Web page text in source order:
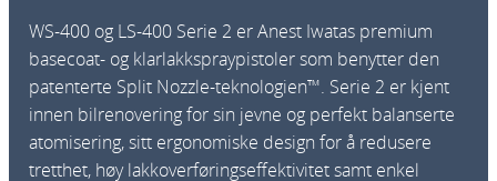
1
K
l
a
r
WS-400 og LS-400 Serie 2 er Anest Iwatas premium
basecoat- og klarlakkspraypistoler som benytter den
patenterte Split Nozzle-teknologien™. Serie 2 er kjent
innen bilrenovering for sin jevne og perfekt balanserte
atomisering, sitt ergonomiske design for å redusere
tretthet, høy lakkoverføringseffektivitet samt enkel